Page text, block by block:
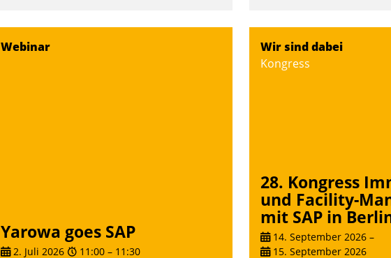
und Verwaltung von
operativen
Webinar
Yarowa goes SAP
2. Juli 2026 11:00 – 11:30
Wir sind dabei
Kongress
28. Kongress
und Facility-
mit SAP in
14. September 2026 –
15. September 2026